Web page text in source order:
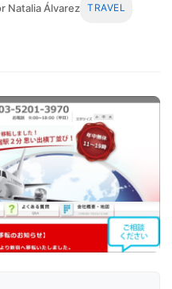
Natalia Álvarez TRAVEL